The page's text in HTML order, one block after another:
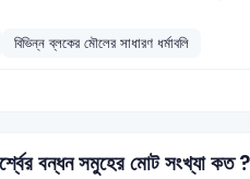
বিভিন্ন ব্লকের মৌলের সাধারণ ধর্মাবলি
বন্ধন সমুহের মোট সংখ্যা কত ?